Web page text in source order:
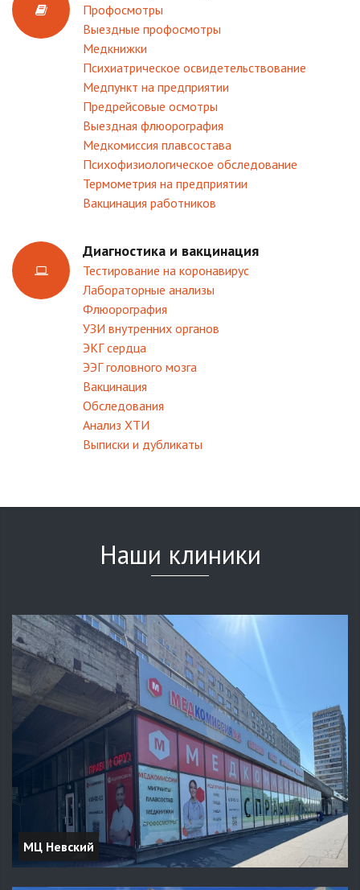
Профосмотры
Выездные профосмотры
Медкнижки
Психиатрическое освидетельствование
Медпункт на предприятии
Предрейсовые осмотры
Выездная флюорография
Медкомиссия плавсостава
Психофизиологическое обследование
Термометрия на предприятии
Вакцинация работников
Диагностика и вакцинация
Тестирование на коронавирус
Лабораторные анализы
Флюорография
УЗИ внутренних органов
ЭКГ сердца
ЭЭГ головного мозга
Вакцинация
Обследования
Анализ ХТИ
Выписки и дубликаты
Наши клиники
МЦ Невский